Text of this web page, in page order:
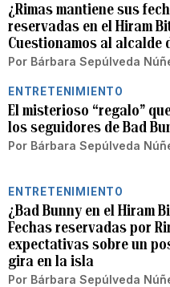
¿Rimas mantiene sus
reservadas en el Hiram
Cuestionamos al alcalde
Por Bárbara Sepúlveda
ENTRETENIMIENTO
El misterioso “regalo”
los seguidores de Bad
Por Bárbara Sepúlveda
ENTRETENIMIENTO
¿Bad Bunny en el Hiram
Fechas reservadas por
expectativas sobre un
gira en la isla
Por Bárbara Sepúlveda